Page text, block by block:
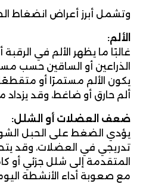
وتشمل أبرز أعراض انضغاط
الألم:
غالبًا ما يظهر الألم في
الذراعين أو الساقين حسب
يكون الألم مستمرًا أو
ألم حارق أو ضاغط، وقد يزداد
ضعف العضلات أو الشلل:
يؤدي الضغط على الحبل
تدريجي في العضلات، وقد
المتقدمة إلى شلل جزئي أو
مع صعوبة أداء الأنشطة